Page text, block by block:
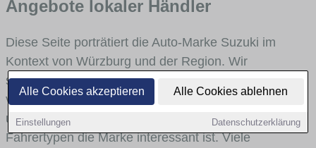
Alle Cookies akzeptieren Alle Cookies ablehnen
Einstellungen Datenschutzerklärung
Angebote lokaler Händler
Diese Seite porträtiert die Auto-Marke Suzuki im
Kontext von Würzburg und der Region. Wir
skizzieren, in welchen Fahrzeugklassen Suzuki stark
vertreten ist, welche Modellreihen häufig im Stadt-
und Umlandverkehr zu sehen sind und für welche
Fahrertypen die Marke interessant ist. Viele